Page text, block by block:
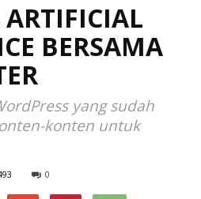
BERSAMA
yang sudah
konten untuk
0